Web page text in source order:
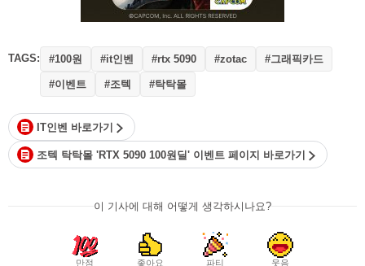
TAGS: #100원 #it인벤 #rtx 5090 #zotac #그래픽카드
#이벤트 #조텍 #탁탁몰
IT인벤 바로가기
조텍 탁탁몰 'RTX 5090 100원딜' 이벤트 페이지 바로가기
이 기사에 대해 어떻게 생각하시나요?
만점 좋아요 파티 웃음